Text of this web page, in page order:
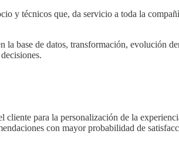
y técnicos que, da servicio a toda la
base de datos, transformación, evolución
para la personalización de la
con mayor probabilidad de